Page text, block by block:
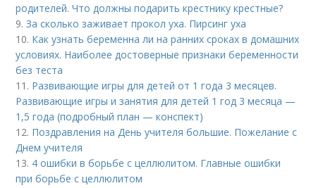
родителей. Что должны подарить крестнику крестные?
9.За сколько заживает прокол уха. Пирсинг уха
10. Как узнать беременна ли на ранних сроках в домашних
условиях. Наиболее достоверные признаки беременности
без теста
11. Развивающие игры для детей от 1 года 3 месяцев.
Развивающие игры и занятия для детей 1 год 3 месяца —
1,5 года (подробный план — конспект)
12. Поздравления на День учителя большие. Пожелание с
Днем учителя
13. 4 ошибки в борьбе с целлюлитом. Главные ошибки
при борьбе с целлюлитом